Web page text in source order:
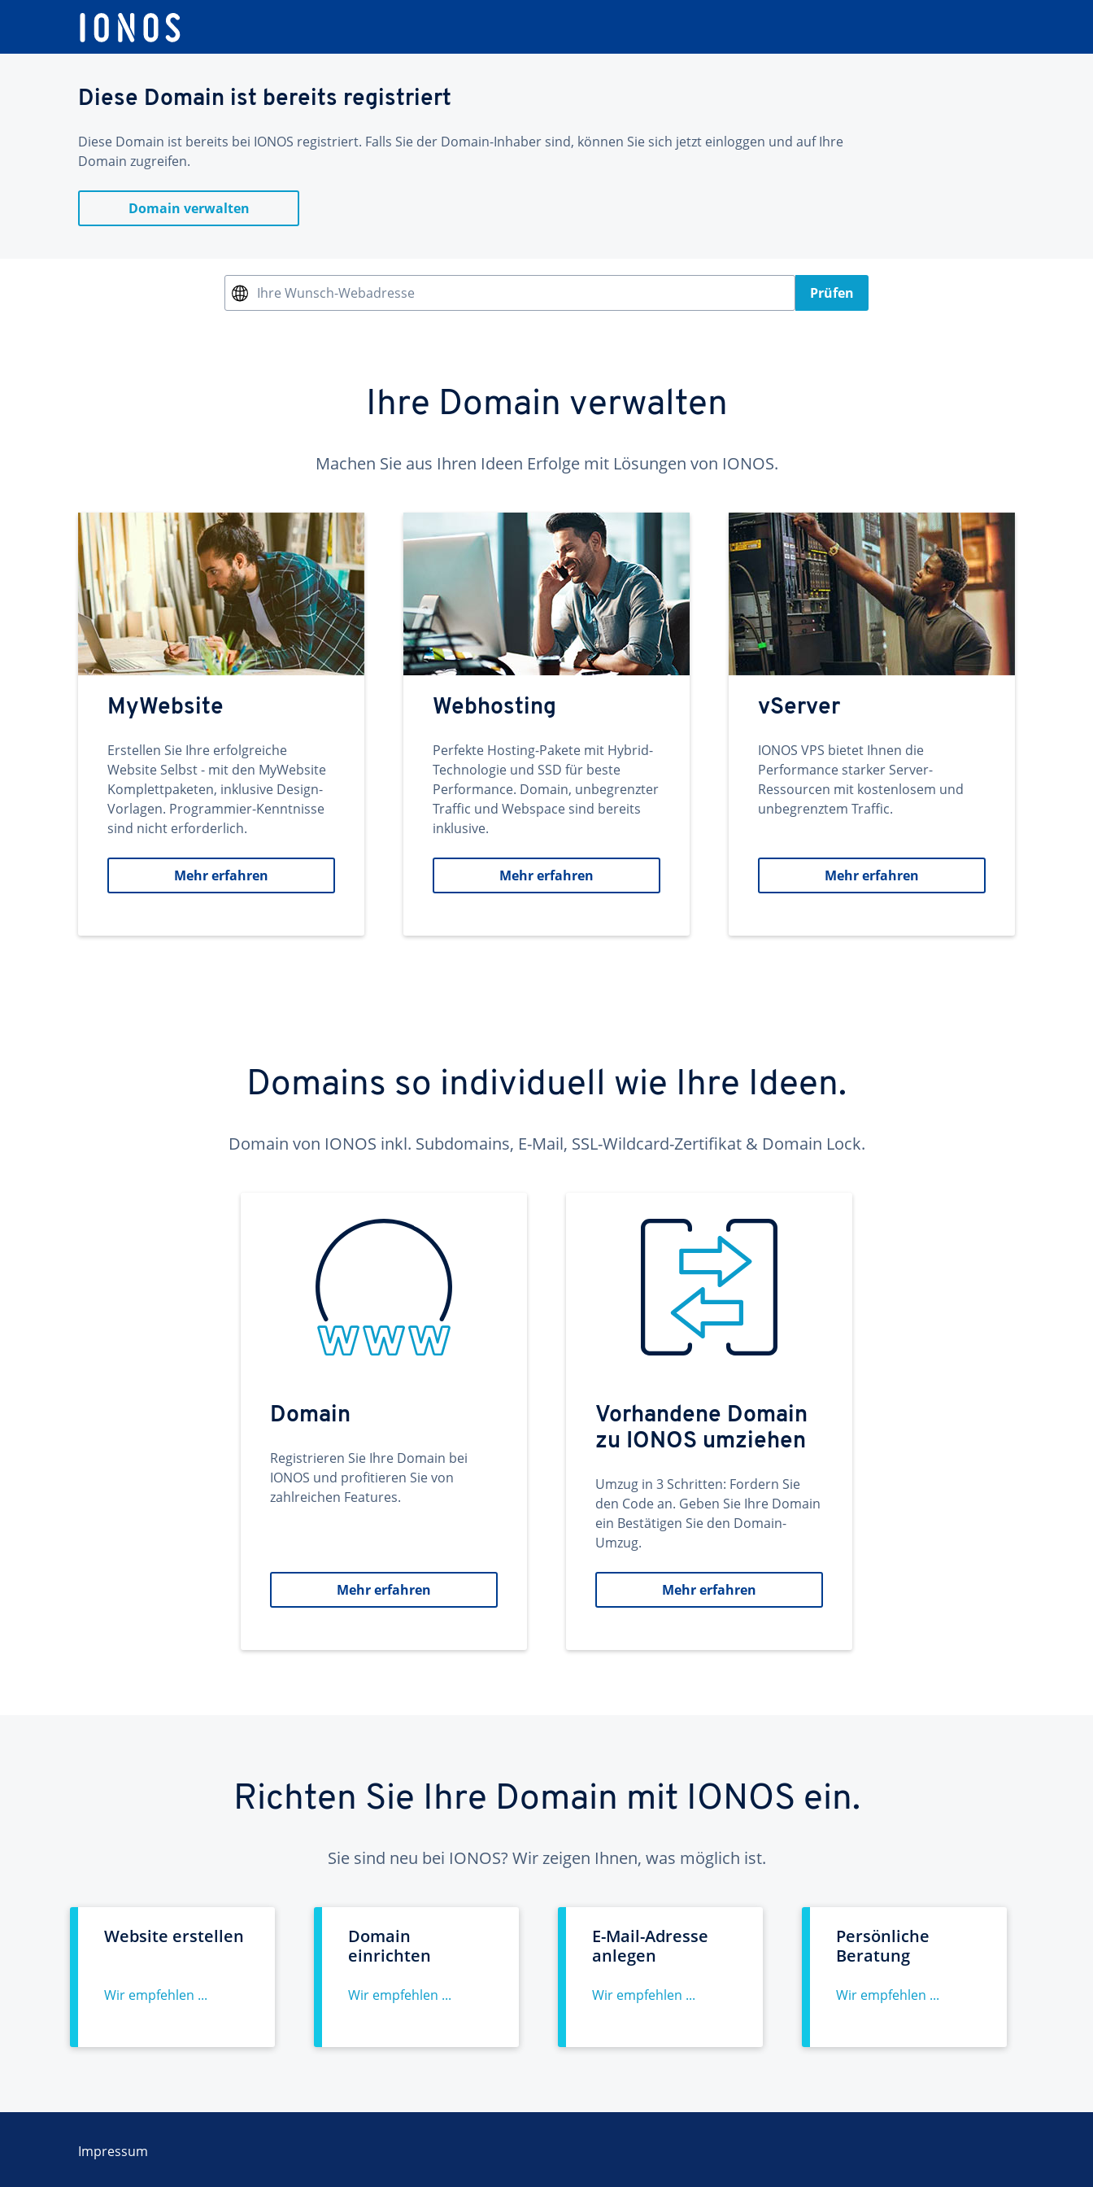
Diese Domain ist bereits registriert
Diese Domain ist bereits bei IONOS registriert. Falls Sie der Domain-Inhaber sind, können Sie sich jetzt einloggen und auf Ihre
Domain zugreifen.
Domain verwalten
Ihre Wunsch-Webadresse Prüfen
Ihre Domain verwalten
Machen Sie aus Ihren Ideen Erfolge mit Lösungen von IONOS.
MyWebsite
Erstellen Sie Ihre erfolgreiche
Website Selbst - mit den MyWebsite
Komplettpaketen, inklusive Design-
Vorlagen. Programmier-Kenntnisse
sind nicht erforderlich.
Mehr erfahren
Webhosting
Perfekte Hosting-Pakete mit Hybrid-
Technologie und SSD für beste
Performance. Domain, unbegrenzter
Traffic und Webspace sind bereits
inklusive.
Mehr erfahren
vServer
IONOS VPS bietet Ihnen die
Performance starker Server-
Ressourcen mit kostenlosem und
unbegrenztem Traffic.
Mehr erfahren
Domains so individuell wie Ihre Ideen.
Domain von IONOS inkl. Subdomains, E-Mail, SSL-Wildcard-Zertifikat & Domain Lock.
Domain
Registrieren Sie Ihre Domain bei
IONOS und profitieren Sie von
zahlreichen Features.
Mehr erfahren
Vorhandene Domain
zu IONOS umziehen
Umzug in 3 Schritten: Fordern Sie
den Code an. Geben Sie Ihre Domain
ein Bestätigen Sie den Domain-
Umzug.
Mehr erfahren
Richten Sie Ihre Domain mit IONOS ein.
Sie sind neu bei IONOS? Wir zeigen Ihnen, was möglich ist.
Website erstellen
Wir empfehlen ...
Domain
einrichten
Wir empfehlen ...
E-Mail-Adresse
anlegen
Wir empfehlen ...
Persönliche
Beratung
Wir empfehlen ...
Impressum